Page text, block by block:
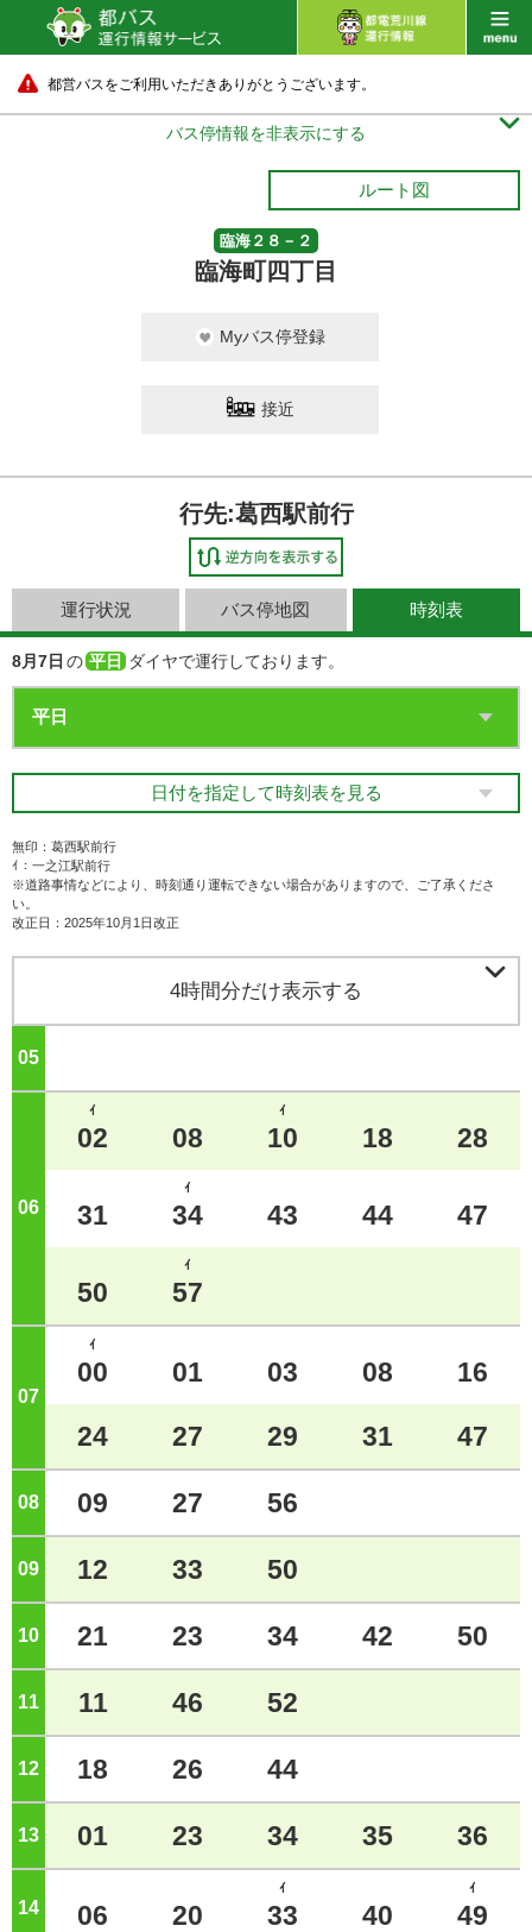
都営バスをご利用いただきありがとうございます。
バス停情報を非表示にする 
ルート図
臨海２８－２
臨海町四丁目
Myバス停登録
接近
行先:葛西駅前行
運行状況 バス停地図 時刻表
8月7日 の 平日 ダイヤで運行しております。
日付を指定して時刻表を見る
無印：葛西駅前行
ｲ：一之江駅前行
※道路事情などにより、時刻通り運転できない場合がありますので、ご了承くださ
い。
改正日：2025年10月1日改正
4時間分だけ表示する 
05
06
ｲ
02 08
ｲ
10 18 28
31
ｲ
34 43 44 47
50
ｲ
57
07
ｲ
00 01 03 08 16
24 27 29 31 47
08 09 27 56
09 12 33 50
10 21 23 34 42 50
11 11 46 52
12 18 26 44
13 01 23 34 35 36
14 06 20
ｲ
33 40
ｲ
49